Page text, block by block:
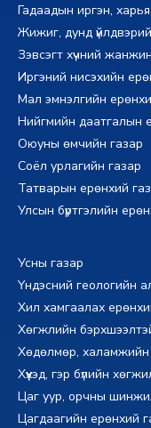
Гадаадын иргэн,
Жижиг, дунд
Зэвсэгт хүчний
Иргэний нисэхийн
Мал эмнэлгийн
Нийгмийн даатгалын
Оюуны өмчийн газар
Соёл урлагийн газар
Татварын ерөнхий
Улсын бүртгэлийн
Усны газар
Үндэсний геологийн
Хил хамгаалах
Хөгжлийн
Хөдөлмөр, халамжийн
Хүүхэд, гэр бүлийн
Цаг уур, орчны
Цагдаагийн ерөнхий